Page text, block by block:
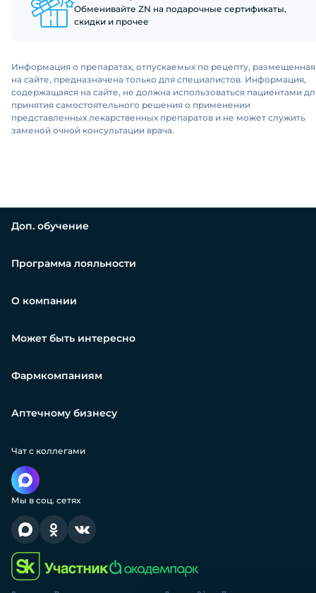
Обменивайте ZN на подарочные сертификаты,
скидки и прочее
Информация о препаратах, отпускаемых по рецепту, размещенная
на сайте, предназначена только для специалистов. Информация,
содержащаяся на сайте, не должна использоваться пациентами
принятия самостоятельного решения о применении
представленных лекарственных препаратов и не может служить
заменой очной консультации врача.
Доп. обучение
Программа лояльности
О компании
Может быть интересно
Фармкомпаниям
Аптечному бизнесу
Чат с коллегами
Мы в соц. сетях